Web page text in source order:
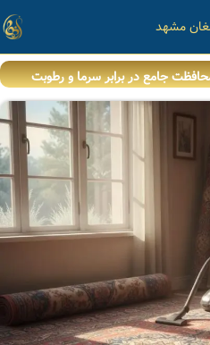
مشهد
جامع در برابر سرما و رطوبت